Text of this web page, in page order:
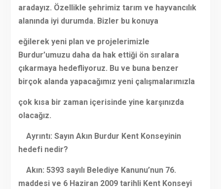
aradayız. Özellikle şehrimiz tarım ve hayvancılık
alanında iyi durumda. Bizler bu konuya
eğilerek yeni plan ve projelerimizle
Burdur’umuzu daha da hak ettiği ön sıralara
çıkarmaya hedefliyoruz. Bu ve buna benzer
birçok alanda yapacağımız yeni çalışmalarımızla
çok kısa bir zaman içerisinde yine karşınızda
olacağız.
Ayrıntı: Sayın Akın Burdur Kent Konseyinin
hedefi nedir?
Akın: 5393 sayılı Belediye Kanunu’nun 76.
maddesi ve 6 Haziran 2009 tarihli Kent Konseyi